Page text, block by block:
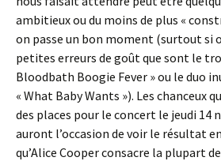
ambitieux ou du moins de plus «
on passe un bon moment (surtout si
petites erreurs de goût que sont le
Bloodbath Boogie Fever » ou le duo
« What Baby Wants »). Les chanceux
des places pour le concert le jeudi 14
auront l’occasion de voir le résultat
qu’Alice Cooper consacre la plupart